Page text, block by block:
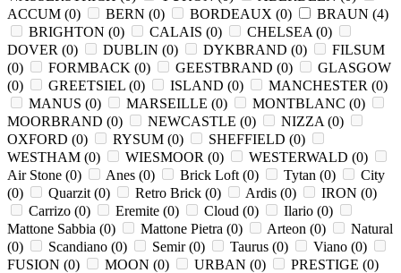
ACCUM (0) BERN (0) BORDEAUX (0) BRAUN (4)
BRIGHTON (0) CALAIS (0) CHELSEA (0)
DOVER (0) DUBLIN (0) DYKBRAND (0)
FILSUM
(0) FORMBACK (0) GEESTBRAND (0)
GLASGOW
(0) GREETSIEL (0) ISLAND (0) MANCHESTER (0)
MANUS (0) MARSEILLE (0) MONTBLANC (0)
MOORBRAND (0) NEWCASTLE (0) NIZZA (0)
OXFORD (0) RYSUM (0) SHEFFIELD (0)
WESTHAM (0) WIESMOOR (0) WESTERWALD (0)
Air Stone (0) Anes (0) Brick Loft (0) Tytan (0)
City
(0) Quarzit (0) Retro Brick (0) Ardis (0) IRON (0)
Carrizo (0) Eremite (0) Cloud (0) Ilario (0)
Mattone Sabbia (0) Mattone Pietra (0) Arteon (0)
Natural
(0) Scandiano (0) Semir(0) Taurus (0) Viano (0)
FUSION (0) MOON (0) URBAN (0) PRESTIGE (0)